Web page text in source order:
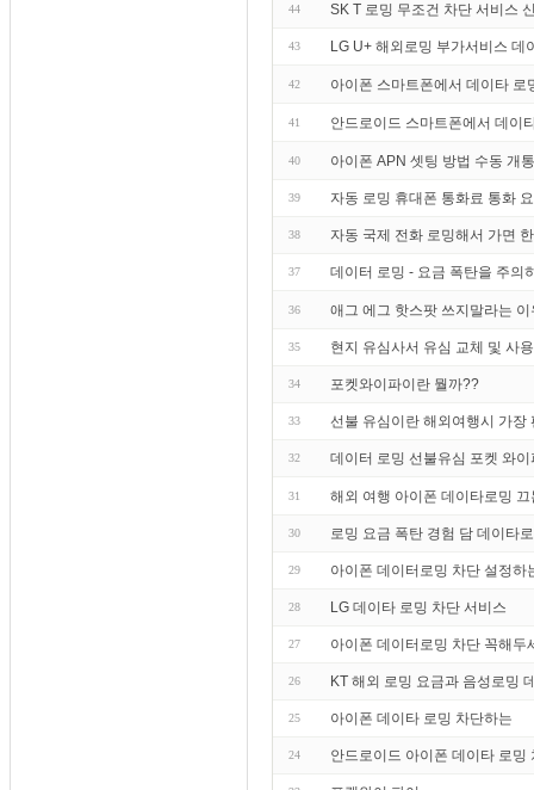
44 SK T 로밍 무조건 차단 서비스
43 LG U+ 해외로밍 부가서비스 데
42 아이폰 스마트폰에서 데이타
41 안드로이드 스마트폰에서 데이
40 아이폰 APN 셋팅 방법 수동 개
39 자동 로밍 휴대폰 통화료 통화
38 자동 국제 전화 로밍해서 가면
37 데이터 로밍 - 요금 폭탄을 주의
36 애그 에그 핫스팟 쓰지말라는 이
35 현지 유심사서 유심 교체 및 사
34 포켓와이파이란 뭘까??
33 선불 유심이란 해외여행시 가장
32 데이터 로밍 선불유심 포켓 와
31 해외 여행 아이폰 데이타로밍
30 로밍 요금 폭탄 경험 담 데이타
29 아이폰 데이터로밍 차단 설정하
28 LG 데이타 로밍 차단 서비스
27 아이폰 데이터로밍 차단 꼭해두
26 KT 해외 로밍 요금과 음성로밍
25 아이폰 데이타 로밍 차단하는
24 안드로이드 아이폰 데이타 로밍